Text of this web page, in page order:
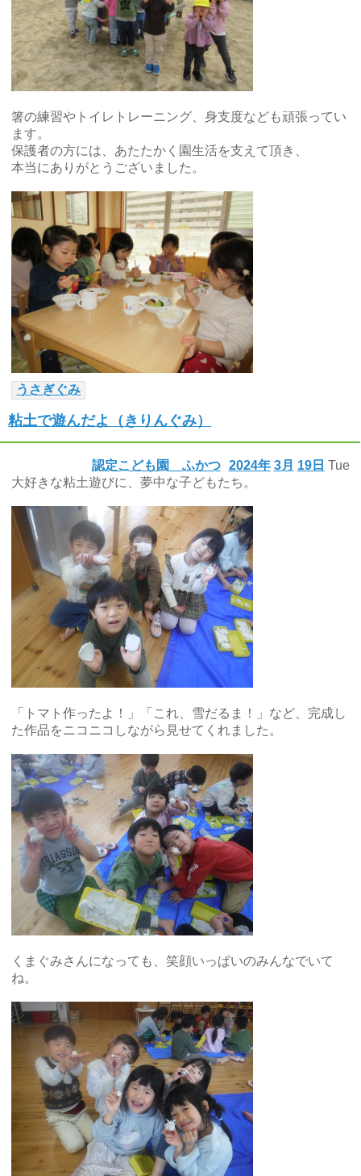
箸の練習やトイレトレーニング、身支度なども頑張ってい
ます。
保護者の方には、あたたかく園生活を支えて頂き、
本当にありがとうございました。
うさぎぐみ
粘土で遊んだよ（きりんぐみ）
2024年 3月 19日 Tue
認定こども園 ふかつ
大好きな粘土遊びに、夢中な子どもたち。
「トマト作ったよ！」「これ、雪だるま！」など、完成し
た作品をニコニコしながら見せてくれました。
くまぐみさんになっても、笑顔いっぱいのみんなでいて
ね。